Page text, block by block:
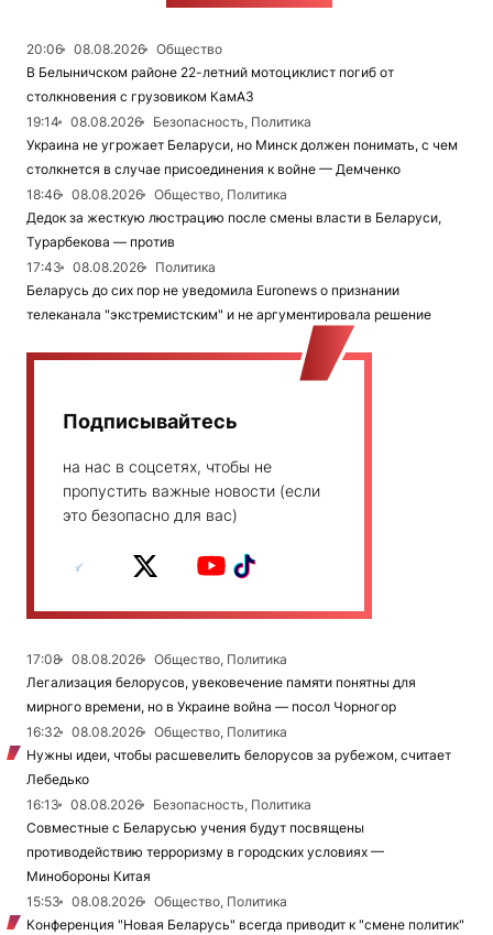
20:06 08.08.2026
Общество
В Белыничском районе 22-летний мотоциклист погиб от
столкновения с грузовиком КамАЗ
19:14
08.08.2026
Безопасность, Политика
Украина не угрожает Беларуси, но Минск должен понимать, с чем
столкнется в случае присоединения к войне — Демченко
18:46
08.08.2026
Общество, Политика
Дедок за жесткую люстрацию после смены власти в Беларуси,
Турарбекова — против
17:43
08.08.2026
Политика
Беларусь до сих пор не уведомила Euronews о признании
телеканала "экстремистским" и не аргументировала решение
Подписывайтесь
на нас в соцсетях, чтобы не
пропустить важные новости (если
это безопасно для вас)
17:08 08.08.2026
Общество, Политика
Легализация белорусов, увековечение памяти понятны для
мирного времени, но в Украине война — посол Чорногор
16:32
08.08.2026
Общество, Политика
Нужны идеи, чтобы расшевелить белорусов за рубежом, считает
Лебедько
16:13
08.08.2026
Безопасность, Политика
Совместные с Беларусью учения будут посвящены
противодействию терроризму в городских условиях —
Минобороны Китая
15:53
08.08.2026
Общество, Политика
Конференция "Новая Беларусь" всегда приводит к "смене политик"